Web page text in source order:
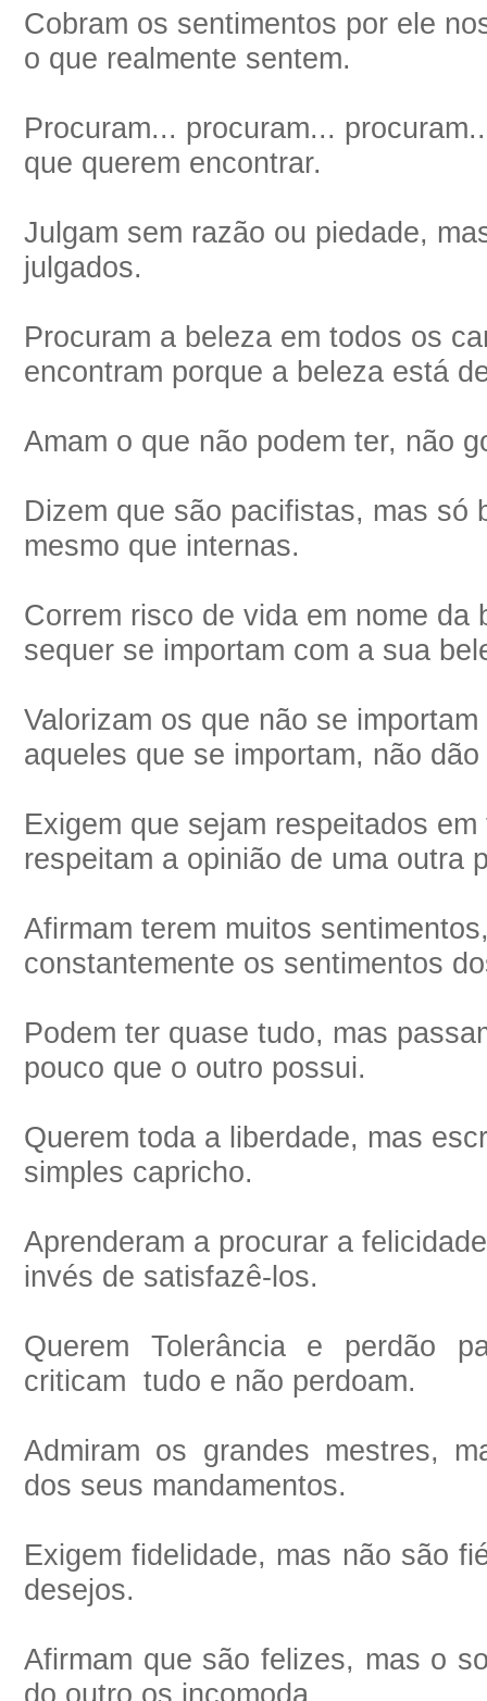
Cobram os sentimentos por ele
o que realmente sentem.
Procuram... procuram...
que querem encontrar.
Julgam sem razão ou piedade,
julgados.
Procuram a beleza em todos os
encontram porque a beleza está
Amam o que não podem ter, não
Dizem que são pacifistas, mas só
mesmo que internas.
Correm risco de vida em nome da
sequer se importam com a sua
Valorizam os que não se
aqueles que se importam, não
Exigem que sejam respeitados
respeitam a opinião de uma outra
Afirmam terem muitos
constantemente os sentimentos
Podem ter quase tudo, mas
pouco que o outro possui.
Querem toda a liberdade, mas
simples capricho.
Aprenderam a procurar a
invés de satisfazê-los.
Querem Tolerância e perdão
criticam tudo e não perdoam.
Admiram os grandes mestres,
dos seus mandamentos.
Exigem fidelidade, mas não são
desejos.
Afirmam que são felizes, mas o
do outro os incomoda.